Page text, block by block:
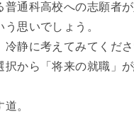
通科高校への志願者
思いでしょう。
静に考えてみてくださ
択から「将来の就職」
。